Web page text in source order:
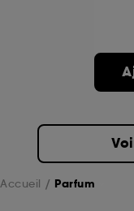
Accueil Parfum